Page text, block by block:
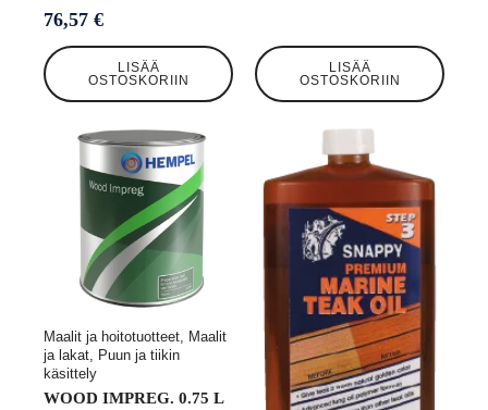
76,57 €
LISÄÄ
OSTOSKORIIN
LISÄÄ
OSTOSKORIIN
Maalit ja hoitotuotteet, Maalit
ja lakat, Puun ja tiikin
käsittely
WOOD IMPREG. 0.75 L